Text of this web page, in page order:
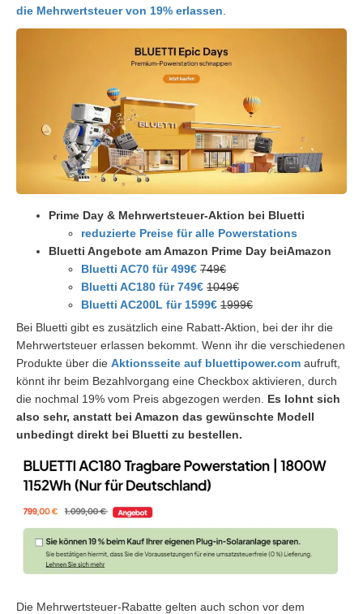
die Mehrwertsteuer von 19% erlassen
Prime Day & Mehrwertsteuer-Aktion bei Bluetti
reduzierte Preise für alle Powerstations
Bluetti Angebote am Amazon Prime Day beiAmazon
Bluetti AC70 für 499€ 749€
Bluetti AC180 für 749€ 1049€
Bluetti AC200L für 1599€ 1999€
Bei Bluetti gibt es zusätzlich eine Rabatt-Aktion, bei der ihr die
Mehrwertsteuer erlassen bekommt. Wenn ihr die verschiedenen
Produkte über die Aktionsseite auf bluettipower.com aufruft,
könnt ihr beim Bezahlvorgang eine Checkbox aktivieren, durch
die nochmal 19% vom Preis abgezogen werden. Es lohnt sich
also sehr, anstatt bei Amazon das gewünschte Modell
unbedingt direkt bei Bluetti zu bestellen.
Die Mehrwertsteuer-Rabatte gelten auch schon vor dem